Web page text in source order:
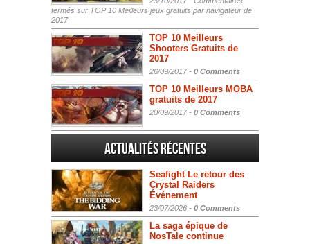
fermés sur TOP 10 Meilleurs jeux gratuits par navigateur de
2017
TOP 10 Meilleurs
Shooters Gratuits de
2017
26/09/2017 - 0 Comments
TOP 10 Meilleurs MOBA
gratuits de 2017
20/09/2017 - 0 Comments
Actualités Récentes
Seafight Le retour des
Crystal Raiders
Événement
23/07/2026 - 0 Comments
La saga épique de
NosTale continue